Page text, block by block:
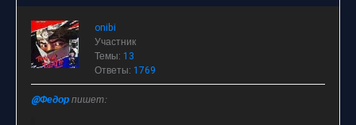
onibi
Участник
Темы: 13
Ответы: 1769
@Федорпишет: